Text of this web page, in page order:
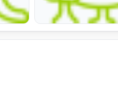
Quattro Locali Zona San-Paolo.